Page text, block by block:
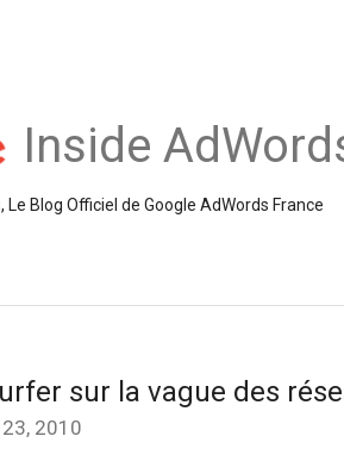
Inside
Le Blog Officiel de Google AdWords France
sur la vague des
2010